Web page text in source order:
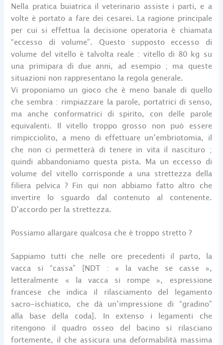
Nella pratica buiatrica il veterinario assiste i parti, e a
volte è portato a fare dei cesarei. La ragione principale
per cui si effettua la decisione operatoria è chiamata
“eccesso di volume”. Questo supposto eccesso di
volume del vitello è talvolta reale : vitello di 80 kg su
una primipara di due anni, ad esempio ; ma queste
situazioni non rappresentano la regola generale.
Vi proponiamo un gioco che è meno banale di quello
che sembra : rimpiazzare la parole, portatrici di senso,
ma anche conformatrici di spirito, con delle parole
equivalenti. Il vitello troppo grosso non può essere
rimpicciolito, a meno di effettuare un’embriotomia, il
che non ci permetterà di tenere in vita il nascituro ;
quindi abbandoniamo questa pista. Ma un eccesso di
volume del vitello corrisponde a una strettezza della
filiera pelvica ? Fin qui non abbiamo fatto altro che
invertire lo sguardo dal contenuto al contenente.
D’accordo per la strettezza.
Possiamo allargare qualcosa che è troppo stretto ?
Sappiamo tutti che nelle ore precedenti il parto, la
vacca si “cassa” [NDT : « la vache se casse »,
letteralmente « la vacca si rompe », espressione
francese che indica il rilasciamento del legamento
sacro-ischiatico, che dà un’impressione di “gradino”
alla base della coda]. In extenso i legamenti che
ritengono il quadro osseo del bacino si rilasciano
fortemente, il che assicura una deformabilità massima